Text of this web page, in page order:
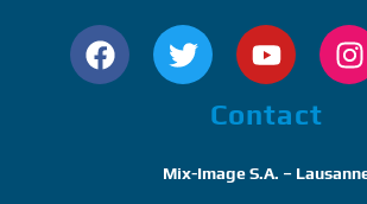
Contact
Mix-Image S.A. –